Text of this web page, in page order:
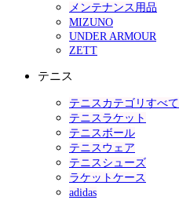
メンテナンス用品
MIZUNO
UNDER ARMOUR
ZETT
テニス
テニスカテゴリすべて
テニスラケット
テニスボール
テニスウェア
テニスシューズ
ラケットケース
adidas